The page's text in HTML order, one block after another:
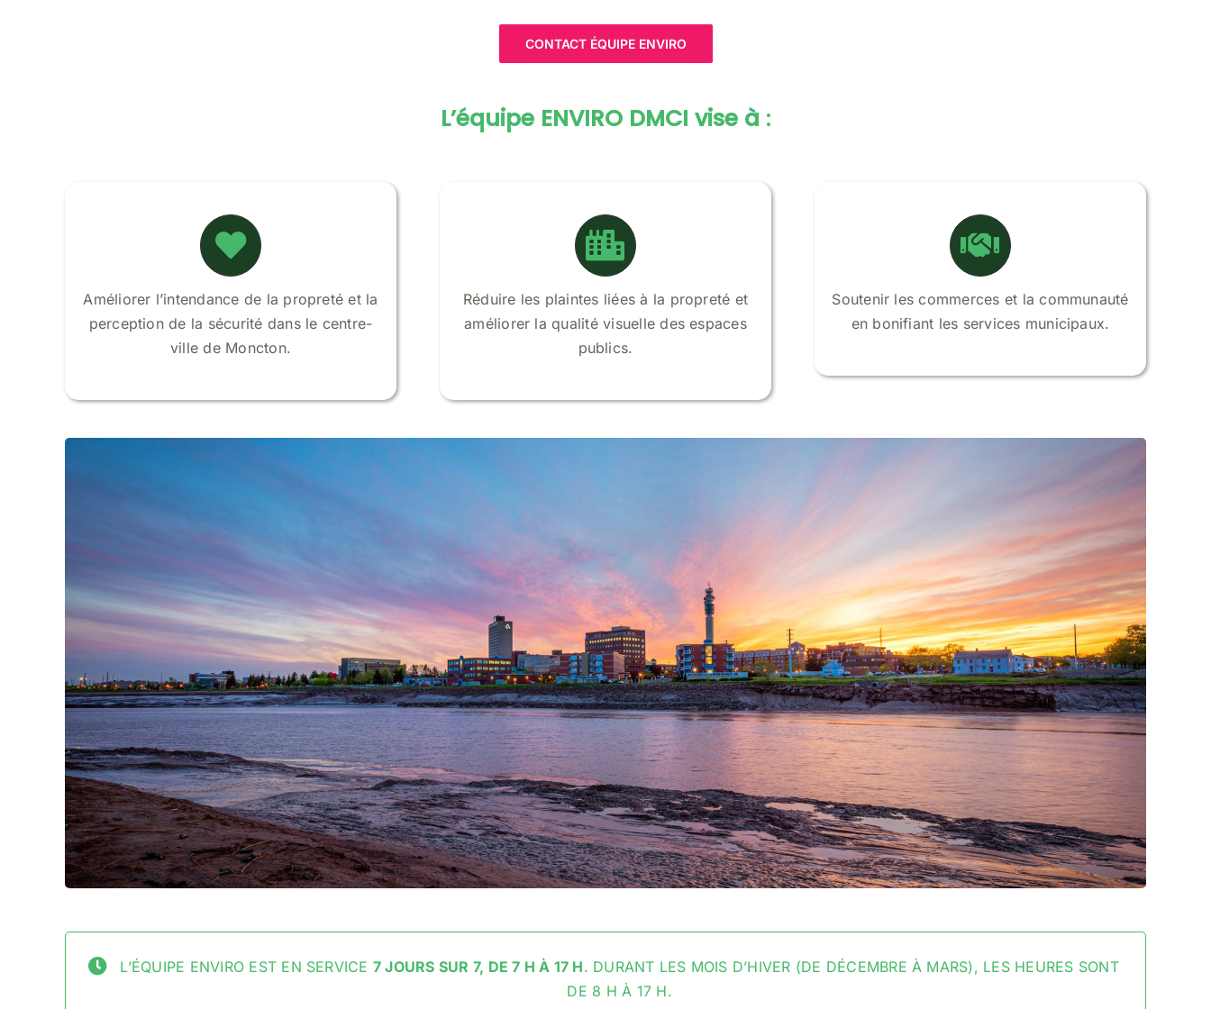
CONTACT ÉQUIPE ENVIRO
L’équipe ENVIRO DMCI vise à :
Améliorer l’intendance de la propreté et la
perception de la sécurité dans le centre-
ville de Moncton.
Réduire les plaintes liées à la propreté et
améliorer la qualité visuelle des espaces
publics.
Soutenir les commerces et la communauté
en bonifiant les services municipaux.
L’ÉQUIPE ENVIRO EST EN SERVICE 7 JOURS SUR 7, DE 7 H À 17 H. DURANT LES MOIS D’HIVER (DE DÉCEMBRE À MARS), LES HEURES SONT
DE 8 H À 17 H.